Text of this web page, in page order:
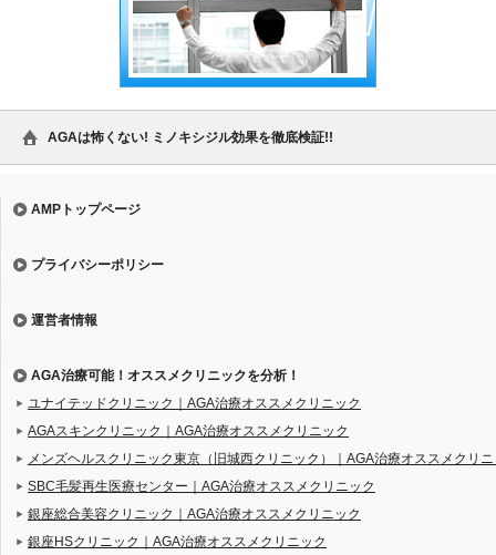
AGAは怖くない! ミノキシジル効果を徹底検証!!
AMPトップページ
プライバシーポリシー
運営者情報
AGA治療可能！オススメクリニックを分析！
ユナイテッドクリニック｜AGA治療オススメクリニック
AGAスキンクリニック｜AGA治療オススメクリニック
メンズヘルスクリニック東京（旧城西クリニック）｜AGA治療オススメクリ
SBC毛髪再生医療センター｜AGA治療オススメクリニック
銀座総合美容クリニック｜AGA治療オススメクリニック
銀座HSクリニック｜AGA治療オススメクリニック